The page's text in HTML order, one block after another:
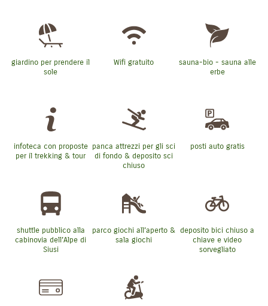
giardino per prendere il
sole
Wifi gratuito
sauna-bio - sauna alle
erbe
infoteca con proposte
per il trekking & tour
panca attrezzi per gli sci
di fondo & deposito sci
chiuso
posti auto gratis
shuttle pubblico alla
cabinovia dell'Alpe di
Siusi
parco giochi all’aperto &
sala giochi
deposito bici chiuso a
chiave e video
sorvegliato